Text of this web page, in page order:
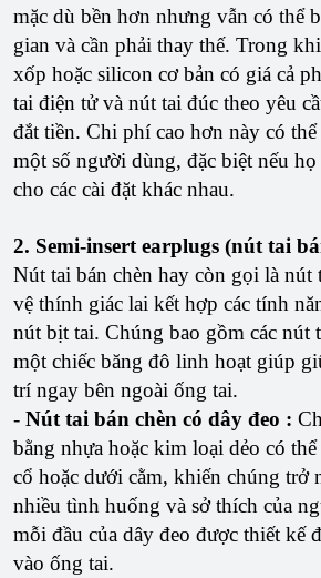
mặc dù bền hơn nhưng vẫn có thể
gian và cần phải thay thế. Trong
xốp hoặc silicon cơ bản có giá cả
tai điện tử và nút tai đúc theo yêu
đắt tiền. Chi phí cao hơn này có
một số người dùng, đặc biệt nếu họ
cho các cài đặt khác nhau.
2. Semi-insert earplugs (nút tai
Nút tai bán chèn hay còn gọi là nút
vệ thính giác lai kết hợp các tính
nút bịt tai. Chúng bao gồm các nút
một chiếc băng đô linh hoạt giúp
trí ngay bên ngoài ống tai.
- Nút tai bán chèn có dây đeo :
bằng nhựa hoặc kim loại dẻo có thể
cổ hoặc dưới cằm, khiến chúng trở
nhiều tình huống và sở thích của
mỗi đầu của dây đeo được thiết kế
vào ống tai.